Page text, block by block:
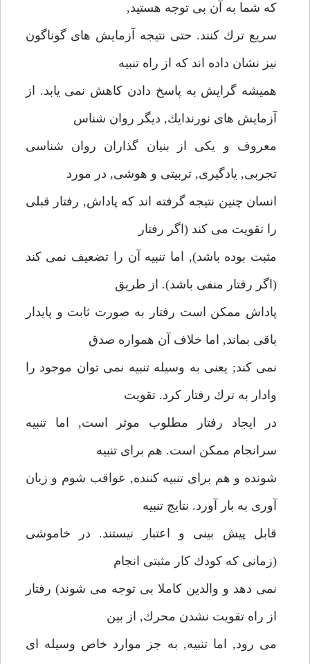
كه شما به آن بى توجه هستيد,
سريع ترك كنند. حتى نتيجه آزمايش هاى گوناگون
نيز نشان داده اند كه از راه تنبيه
هميشه گرايش به پاسخ دادن كاهش نمى يابد. از
آزمايش هاى نورندايك, ديگر روان شناس
معروف و يكى از بنيان گذاران روان شناسى
تجربى, يادگيرى, تربيتى و هوشى, در مورد
انسان چنين نتيجه گرفته اند كه پاداش, رفتار قبلى
را تقويت مى كند (اگر رفتار
مثبت بوده باشد), اما تنبيه آن را تضعيف نمى كند
(اگر رفتار منفى باشد). از طريق
پاداش ممكن است رفتار به صورت ثابت و پايدار
باقى بماند, اما خلاف آن همواره صدق
نمى كند; يعنى به وسيله تنبيه نمى توان موجود را
وادار به ترك رفتار كرد. تقويت
در ايجاد رفتار مطلوب موثر است, اما تنبيه
سرانجام ممكن است. هم براى تنبيه
شونده و هم براى تنبيه كننده, عواقب شوم و زيان
آورى به بار آورد. نتايج تنبيه
قابل پيش بينى و اعتبار نيستند. در خاموشى
(زمانى كه كودك كار مثبتى انجام
نمى دهد و والدين كاملا بى توجه مى شوند) رفتار
از راه تقويت نشدن محرك, از بين
مى رود, اما تنبيه, به جز موارد خاص وسيله اى